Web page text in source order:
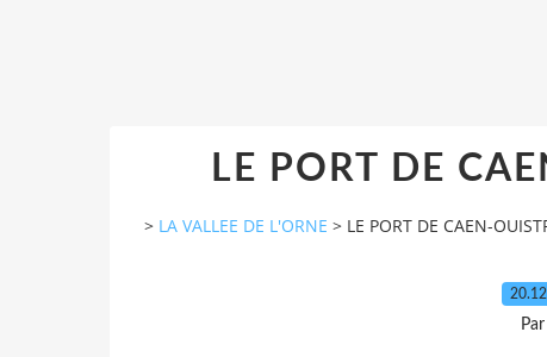
LE PORT DE
> LA VALLEE DE L'ORNE > LE PORT DE CAEN-